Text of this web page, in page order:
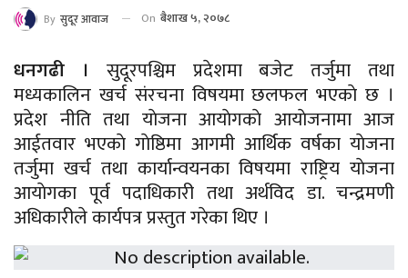
By सुदूर आवाज On बैशाख ५, २०७८
धनगढी । सुदूरपश्चिम प्रदेशमा बजेट तर्जुमा तथा
मध्यकालिन खर्च संरचना विषयमा छलफल भएकाे छ ।
प्रदेश नीति तथा याेजना आयाेगकाे आयाेजनामा आज
आईतवार भएकाे गाेष्ठिमा आगमी आर्थिक वर्षका याेजना
तर्जुमा खर्च तथा कार्यान्वयनका विषयमा राष्ट्रिय याेजना
आयाेगका पूर्व पदाधिकारी तथा अर्थविद डा. चन्द्रमणी
अधिकारीले कार्यपत्र प्रस्तुत गरेका थिए ।